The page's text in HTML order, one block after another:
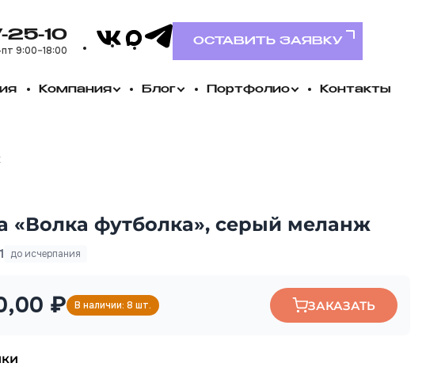
25-10
9:00–18:00
VK Telegram
MAX
ОСТАВИТЬ ЗАЯВКУ
Компания Блог Портфолио Контакты
«Волка футболка», серый меланж
до исчерпания
₽ В наличии: 8 шт. ЗАКАЗАТЬ